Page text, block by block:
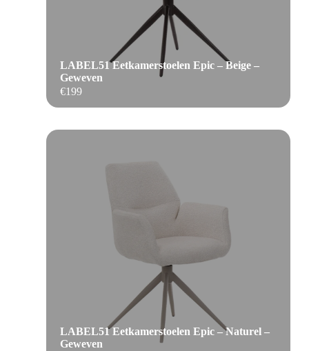
€199
LABEL51 Eetkamerstoelen Epic – Beige –
Geweven
LABEL51 Eetkamerstoelen Epic – Naturel –
Geweven